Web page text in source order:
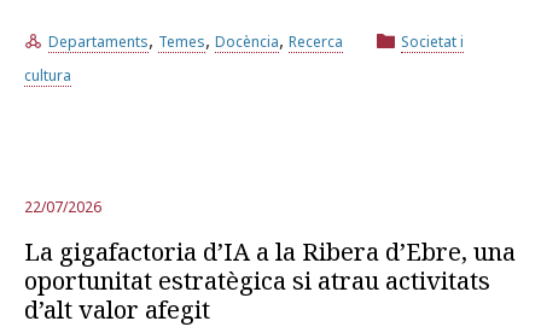
Departaments, Temes, Docència, Recerca
Societat i
cultura
22/07/2026
La gigafactoria d’IA a la Ribera d’Ebre, una
oportunitat estratègica si atrau activitats
d’alt valor afegit